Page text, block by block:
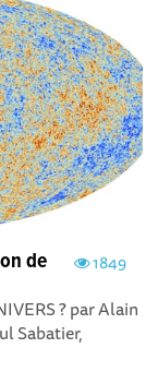
1849
de
? par Alain
Sabatier,